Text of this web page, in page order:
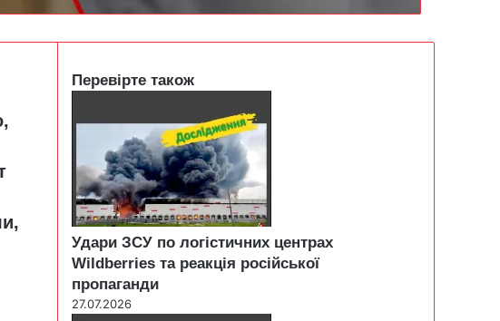
Перевірте також
Удари ЗСУ по логістичних центрах
Wildberries та реакція російської
пропаганди
27.07.2026